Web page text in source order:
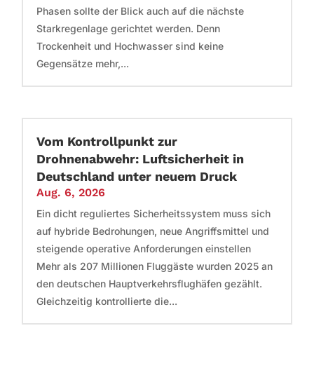
Phasen sollte der Blick auch auf die nächste
Starkregenlage gerichtet werden. Denn
Trockenheit und Hochwasser sind keine
Gegensätze mehr,...
Vom Kontrollpunkt zur
Drohnenabwehr: Luftsicherheit in
Deutschland unter neuem Druck
Aug. 6, 2026
Ein dicht reguliertes Sicherheitssystem muss sich
auf hybride Bedrohungen, neue Angriffsmittel und
steigende operative Anforderungen einstellen
Mehr als 207 Millionen Fluggäste wurden 2025 an
den deutschen Hauptverkehrsflughäfen gezählt.
Gleichzeitig kontrollierte die...